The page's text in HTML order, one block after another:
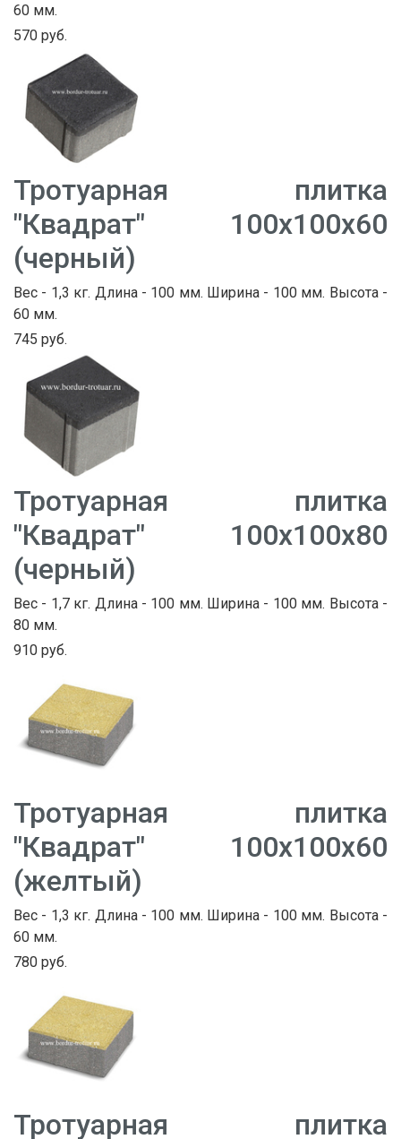
60 мм.
570 руб.
Тротуарная плитка
"Квадрат" 100х100х60
(черный)
Вес - 1,3 кг. Длина - 100 мм. Ширина - 100 мм. Высота -
60 мм.
745 руб.
Тротуарная плитка
"Квадрат" 100х100х80
(черный)
Вес - 1,7 кг. Длина - 100 мм. Ширина - 100 мм. Высота -
80 мм.
910 руб.
Тротуарная плитка
"Квадрат" 100х100х60
(желтый)
Вес - 1,3 кг. Длина - 100 мм. Ширина - 100 мм. Высота -
60 мм.
780 руб.
Тротуарная плитка